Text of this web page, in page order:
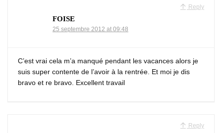
Reply
FOISE
25 septembre 2012 at 09:48
C’est vrai cela m’a manqué pendant les vacances alors je
suis super contente de l’avoir à la rentrée. Et moi je dis
bravo et re bravo. Excellent travail
Reply